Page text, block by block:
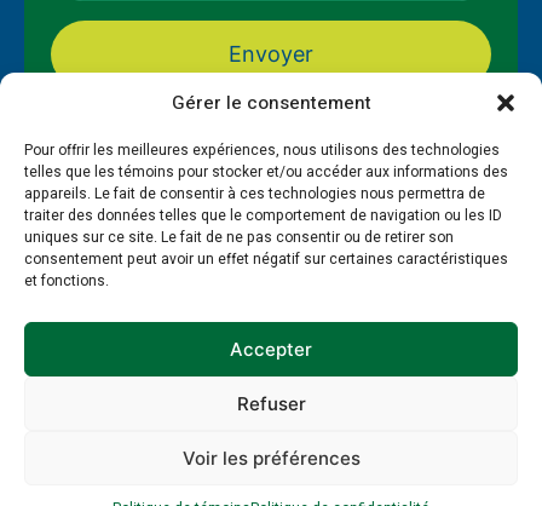
Gérer le consentement
Pour offrir les meilleures expériences, nous utilisons des technologies
telles que les témoins pour stocker et/ou accéder aux informations des
appareils. Le fait de consentir à ces technologies nous permettra de
traiter des données telles que le comportement de navigation ou les ID
uniques sur ce site. Le fait de ne pas consentir ou de retirer son
consentement peut avoir un effet négatif sur certaines caractéristiques
et fonctions.
Accepter
Refuser
Voir les préférences
À propos
Politique de témoinsPolitique de confidentialité
Factory etMy Little Big Web